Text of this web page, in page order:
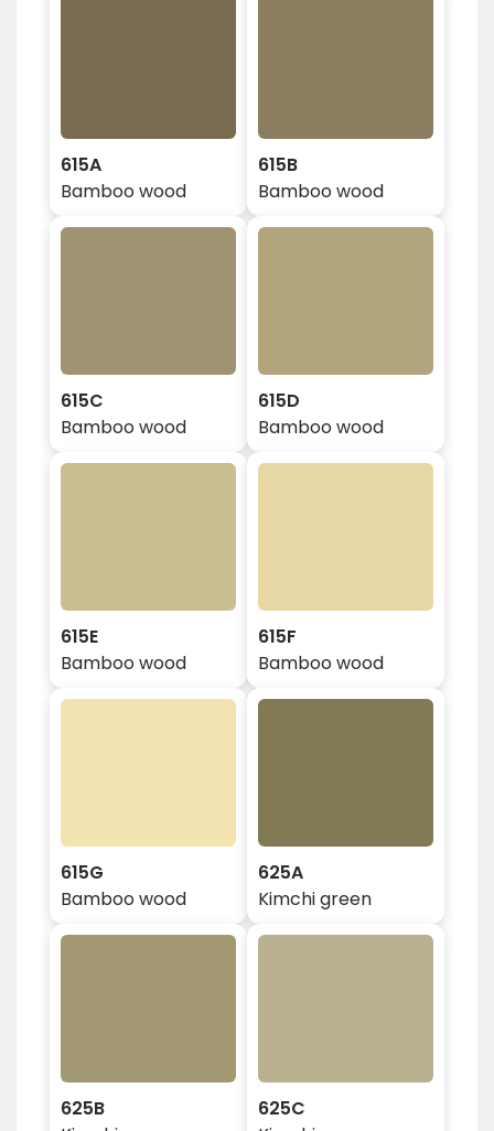
615A
Bamboo wood
615B
Bamboo wood
615C
Bamboo wood
615D
Bamboo wood
615E
Bamboo wood
615F
Bamboo wood
615G
Bamboo wood
625A
Kimchi green
625B
625C